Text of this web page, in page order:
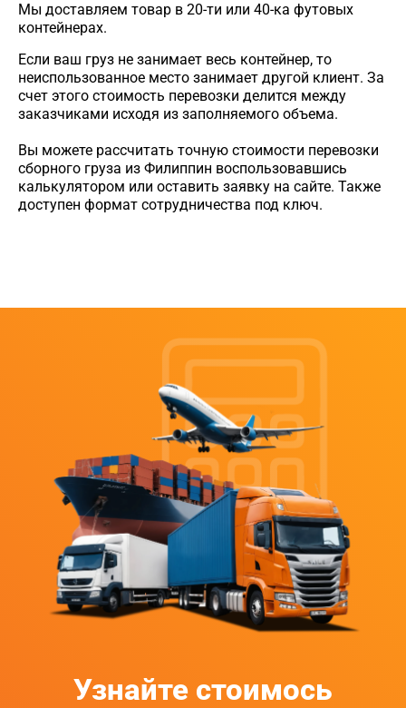
Мы доставляем товар в 20-ти или 40-ка футовых
контейнерах.
Если ваш груз не занимает весь контейнер, то
неиспользованное место занимает другой клиент. За
счет этого стоимость перевозки делится между
заказчиками исходя из заполняемого объема.
Вы можете рассчитать точную стоимости перевозки
сборного груза из Филиппин воспользовавшись
калькулятором или оставить заявку на сайте. Также
доступен формат сотрудничества под ключ.
Узнайте стоимось